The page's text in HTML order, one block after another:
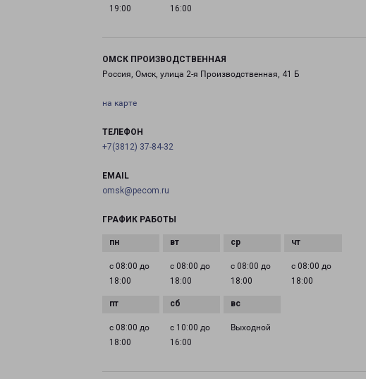
19:00
16:00
ОМСК ПРОИЗВОДСТВЕННАЯ
Россия, Омск, улица 2-я Производственная, 41 Б
на карте
ТЕЛЕФОН
+7(3812) 37-84-32
EMAIL
omsk@pecom.ru
ГРАФИК РАБОТЫ
с 08:00 до
18:00
с 08:00 до
18:00
с 08:00 до
18:00
с 08:00 до
18:00
с 08:00 до
18:00
с 10:00 до
16:00
Выходной